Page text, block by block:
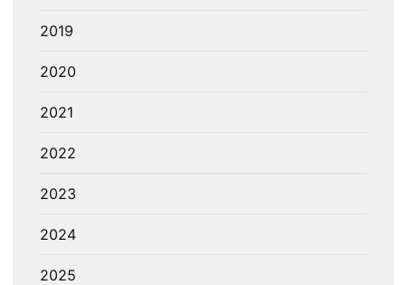
2019
2020
2021
2022
2023
2024
2025